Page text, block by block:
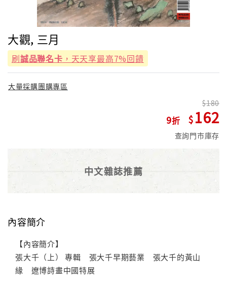
大觀, 三月
刷誠品聯名卡 ，天天享最高7%回饋
大量採購團購專區
9
180
162
查詢門市庫存
中文雜誌推薦
內容簡介
【內容簡介】
張大千（上） 專輯 張大千早期藝業 張大千的黃山
緣 遼博詩畫中國特展